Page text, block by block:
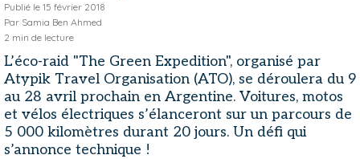
Publié le 15 février 2018
Par Samia Ben Ahmed
2 min de lecture
L’éco-raid "The Green Expedition", organisé par
Atypik Travel Organisation (ATO), se déroulera du 9
au 28 avril prochain en Argentine. Voitures, motos
et vélos électriques s’élanceront sur un parcours de
5 000 kilomètres durant 20 jours. Un défi qui
s’annonce technique !